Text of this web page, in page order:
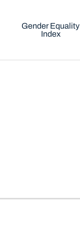
Gender Equality
Index